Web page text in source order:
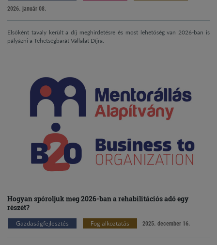
2026. január 08.
Elsőként tavaly került a díj meghirdetésre és most lehetőség van 2026-ban is
pályázni a Tehetségbarát Vállalat Díjra.
Hogyan spóroljuk meg 2026-ban a rehabilitációs adó egy
részét?
Gazdaságfejlesztés Foglalkoztatás 2025. december 16.